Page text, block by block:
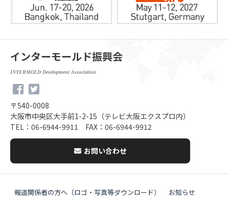
インターモールド振興会
INTERMOLD Development Association
〒540-0008
大阪市中央区大手前1-2-15（テレビ大阪エクスプロ内）
TEL：06-6944-9911 FAX：06-6944-9912
お問い合わせ
報道関係者の方へ（ロゴ・写真等ダウンロード） お知らせ